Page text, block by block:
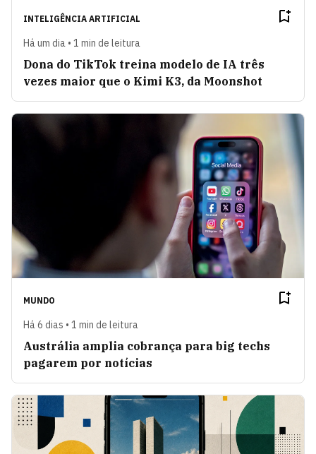
INTELIGÊNCIA ARTIFICIAL
Há um dia • 1 min de leitura
Dona do TikTok treina modelo de IA três
vezes maior que o Kimi K3, da Moonshot
MUNDO
Há 6 dias • 1 min de leitura
Austrália amplia cobrança para big techs
pagarem por notícias